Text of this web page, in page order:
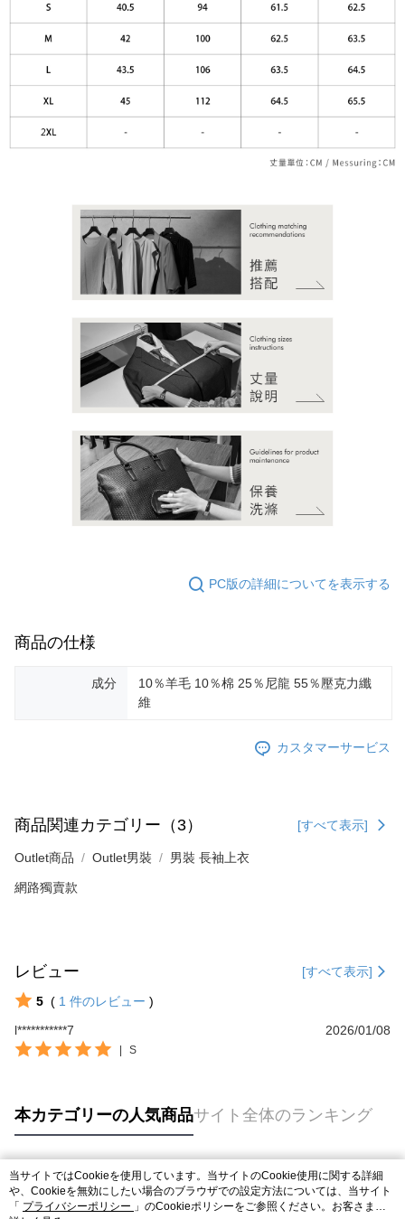
PC版の詳細についてを表示する
商品の仕様
成分
10％羊毛 10％棉 25％尼龍 55％壓克力纖
維
カスタマーサービス
商品関連カテゴリー（3） [すべて表示]
Outlet商品 Outlet男裝 男裝 長袖上衣
網路獨賣款
レビュー [すべて表示]
5 ( 1 件のレビュー )
l***********7
2026/01/08
| S
本カテゴリーの人気商品サイト全体のランキング
人気タグ
当サイトではCookieを使用しています。当サイトのCookie使用に関する詳細
や、Cookieを無効にしたい場合のブラウザでの設定方法については、当サイト
「 プライバシーポリシー 」のCookieポリシーをご参照ください。お客さま